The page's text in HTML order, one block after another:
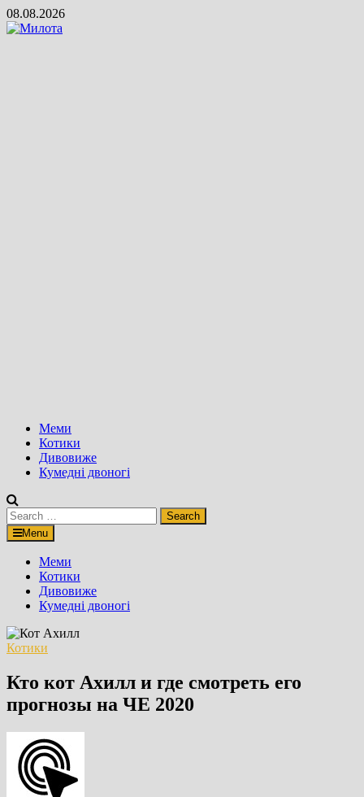
Skip
to
08.08.2026
Меми
Котики
Дивовиже
Кумедні двоногі
Search
for:Menu
Меми
Котики
Дивовиже
Кумедні двоногі
Котики
Кто кот Ахилл и где смотреть его
прогнозы на ЧЕ 2020